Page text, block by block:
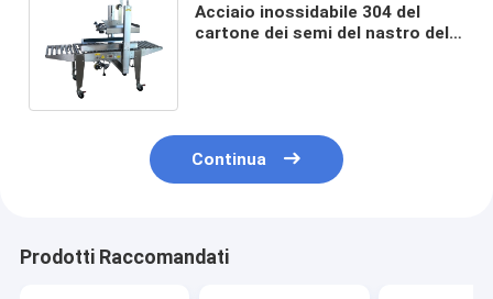
Acciaio inossidabile 304 del
cartone dei semi del nastro della
Continua
Prodotti Raccomandati